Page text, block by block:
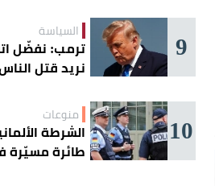
9 السياسة
ترمب: نفضّل
نريد قتل
10 منوعات
الشرطة
طائرة مسيّرة